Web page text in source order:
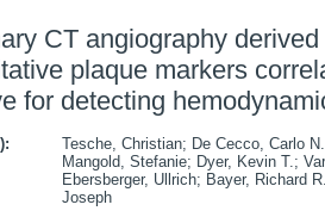
CT angiography
plaque markers
for detecting
Tesche, Christian; De Cecco, Carlo N.
Mangold, Stefanie; Dyer, Kevin T.;
Ebersberger, Ullrich; Bayer, Richard
Joseph